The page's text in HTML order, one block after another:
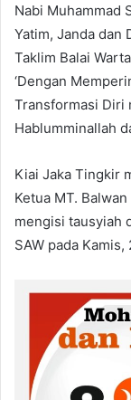
Nabi Muhammad
Yatim, Janda dan
Taklim Balai
‘Dengan
Transformasi Diri
Hablumminallah
Kiai Jaka Tingkir
Ketua MT.
mengisi tausyiah
SAW pada